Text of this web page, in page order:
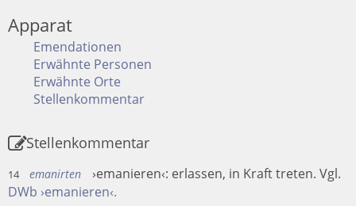
Apparat
Emendationen
Erwähnte Personen
Erwähnte Orte
Stellenkommentar
Stellenkommentar
14 emanirten
›emanieren‹: erlassen, in Kraft treten. Vgl.
DWb ›emanieren‹.